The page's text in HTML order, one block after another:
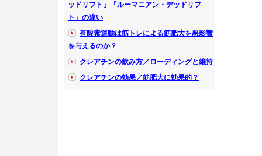
ッドリフト」「ルーマニアン・デッドリフ
ト」の違い
有酸素運動は筋トレによる筋肥大を悪影響
を与えるのか？
クレアチンの飲み方／ローディングと維持
クレアチンの効果／筋肥大に効果的？